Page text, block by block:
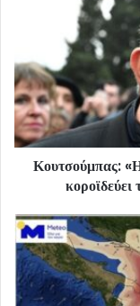
Κουτσούμπας:
κοροϊδεύει